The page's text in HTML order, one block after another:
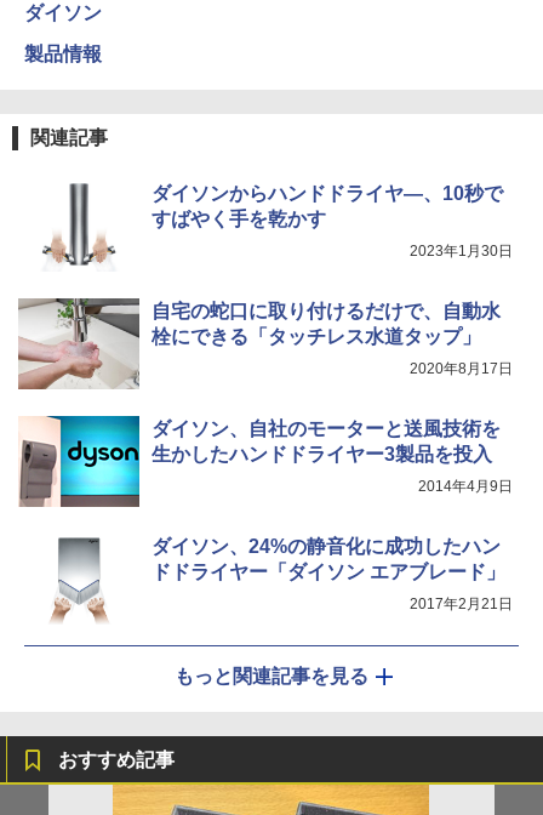
ダイソン
製品情報
関連記事
ダイソンからハンドドライヤ―、10秒で
すばやく手を乾かす
2023年1月30日
自宅の蛇口に取り付けるだけで、自動水
栓にできる「タッチレス水道タップ」
2020年8月17日
ダイソン、自社のモーターと送風技術を
生かしたハンドドライヤー3製品を投入
2014年4月9日
ダイソン、24%の静音化に成功したハン
ドドライヤー「ダイソン エアブレード」
2017年2月21日
もっと関連記事を見る
おすすめ記事